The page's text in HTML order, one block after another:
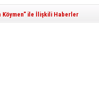
Köymen" ile İlişkili Haberler